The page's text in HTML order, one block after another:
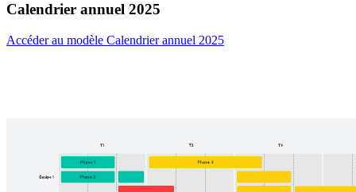
Calendrier annuel 2025
Accéder au modèle Calendrier annuel 2025